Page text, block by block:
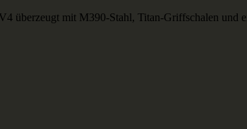
überzeugt mit M390-Stahl, Titan-Griffschalen